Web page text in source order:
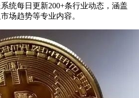
统每日更新200+条行业动态，涵盖
场趋势等专业内容。